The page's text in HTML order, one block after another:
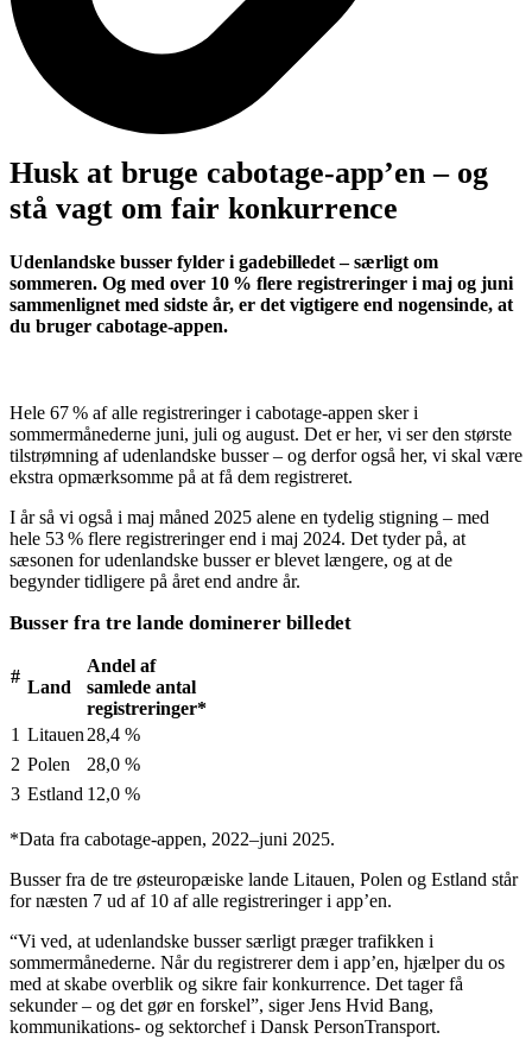
Husk at bruge cabotage‑app’en – og
stå vagt om fair konkurrence
Udenlandske busser fylder i gadebilledet – særligt om
sommeren. Og med over 10 % flere registreringer i maj og juni
sammenlignet med sidste år, er det vigtigere end nogensinde, at
du bruger cabotage‑appen.
Hele 67 % af alle registreringer i cabotage‑appen sker i
sommermånederne juni, juli og august. Det er her, vi ser den største
tilstrømning af udenlandske busser – og derfor også her, vi skal være
ekstra opmærksomme på at få dem registreret.
I år så vi også i maj måned 2025 alene en tydelig stigning – med
hele 53 % flere registreringer end i maj 2024. Det tyder på, at
sæsonen for udenlandske busser er blevet længere, og at de
begynder tidligere på året end andre år.
Busser fra tre lande dominerer billedet
#
Land
Andel af
samlede antal
registreringer*
1 Litauen 28,4 %
2 Polen
28,0 %
3 Estland 12,0 %
*Data fra cabotage‑appen, 2022–juni 2025.
Busser fra de tre østeuropæiske lande Litauen, Polen og Estland står
for næsten 7 ud af 10 af alle registreringer i app’en.
“Vi ved, at udenlandske busser særligt præger trafikken i
sommermånederne. Når du registrerer dem i app’en, hjælper du os
med at skabe overblik og sikre fair konkurrence. Det tager få
sekunder – og det gør en forskel”, siger Jens Hvid Bang,
kommunikations- og sektorchef i Dansk PersonTransport.